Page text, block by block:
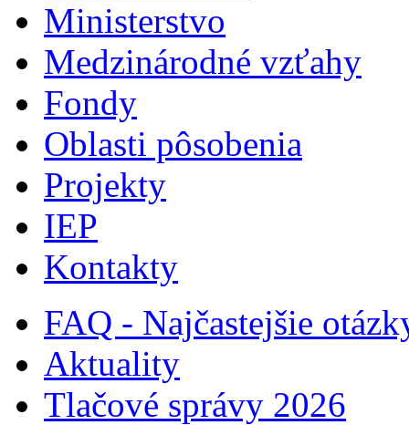
Ministerstvo
Medzinárodné vzťahy
Fondy
Oblasti pôsobenia
Projekty
IEP
Kontakty
FAQ - Najčastejšie
Aktuality
Tlačové správy 2026